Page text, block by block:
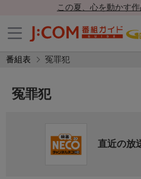
この夏、心を動かす
番組表 冤罪犯
冤罪犯
直近の放